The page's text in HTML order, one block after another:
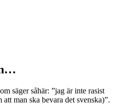
säger såhär: ”jag är inte rasist
man ska bevara det svenska)”.